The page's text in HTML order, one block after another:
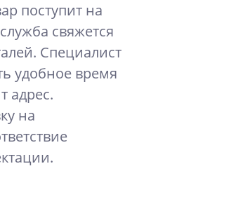
поступит на
свяжется
Специалист
удобное время
адрес.
на